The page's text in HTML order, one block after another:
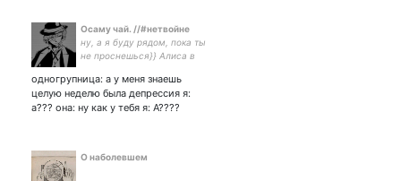
Осаму чай. //#нетвойне
ну, а я буду рядом, пока ты
не проснешься}} Алиса в
Новый Год.
одногрупница: а у меня знаешь
целую неделю была депрессия я:
а??? она: ну как у тебя я: А????
О наболевшем